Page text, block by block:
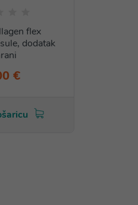
flex
dodatak
€